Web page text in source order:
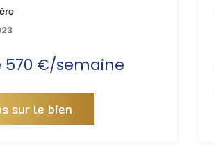
570 €/semaine
sur le bien